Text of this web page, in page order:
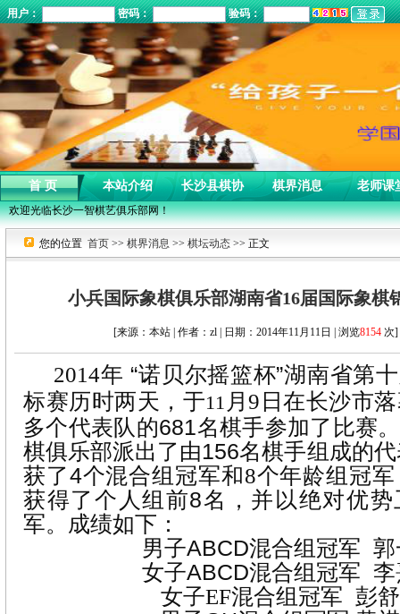
用户： 密码： 验码：
首 页 本站介绍 长沙县棋协 棋界消息 老师课
欢迎光临长沙一智棋艺俱乐部网！
您的位置 首页 >> 棋界消息 >> 棋坛动态 >> 正文
小兵国际象棋俱乐部湖南省16届国际象棋
[来源：本站 | 作者：zl | 日期：2014年11月11日 | 浏览8154次]
2014年 “诺贝尔摇篮杯”湖南省第
标赛历时两天，于11 月9 日在长沙市
多个代表队的681名棋手参加了比赛
棋俱乐部派出了由156名棋手组 成的
获了4个混合组冠军和8个年龄组冠
获得了个人组前8名， 并以绝对优
军。成绩如下：
男子ABCD混合组冠军
女子ABCD混合组冠军
女子EF混合组冠军 彭